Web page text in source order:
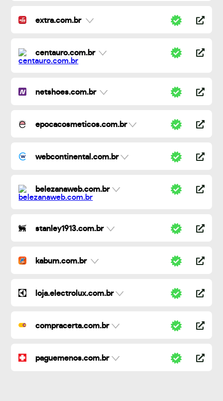
extra.com.br
centauro.com.br
netshoes.com.br
epocacosmeticos.com.br
webcontinental.com.br
belezanaweb.com.br
stanley1913.com.br
kabum.com.br
loja.electrolux.com.br
compracerta.com.br
paguemenos.com.br